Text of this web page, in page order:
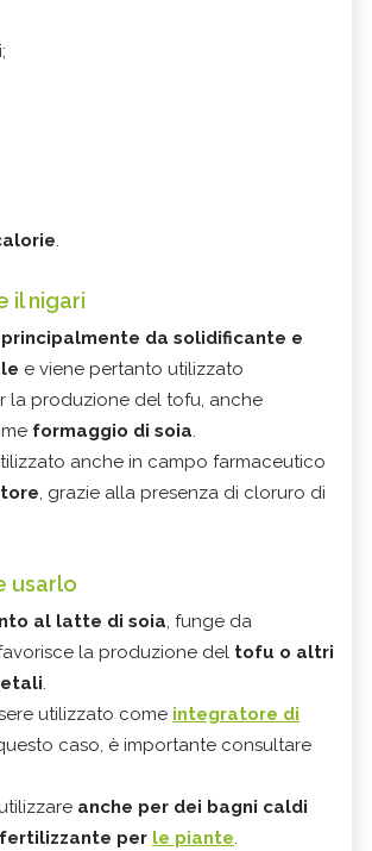
.
il nigari
da solidificante e
e viene pertanto utilizzato
la produzione del tofu, anche
formaggio di soia.
anche in campo farmaceutico
, grazie alla presenza di cloruro di
usarlo
al latte di soia, funge da
la produzione del tofu o altri
.
utilizzato come integratore di
caso, è importante consultare
anche per dei bagni caldi
fertilizzante per le piante.